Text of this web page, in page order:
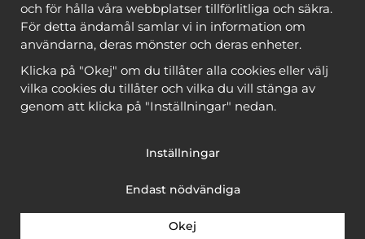
Bli medlem
Copyright © 2026, Marks & Kattens AB
och för hålla våra webbplatser tillförlitliga och säkra.
För detta ändamål samlar vi in information om
användarna, deras mönster och deras enheter.
Klicka på "Okej" om du tillåter alla cookies eller välj
vilka cookies du tillåter och vilka du vill stänga av
genom att klicka på "Inställningar" nedan.
Inställningar
Endast nödvändiga
Okej